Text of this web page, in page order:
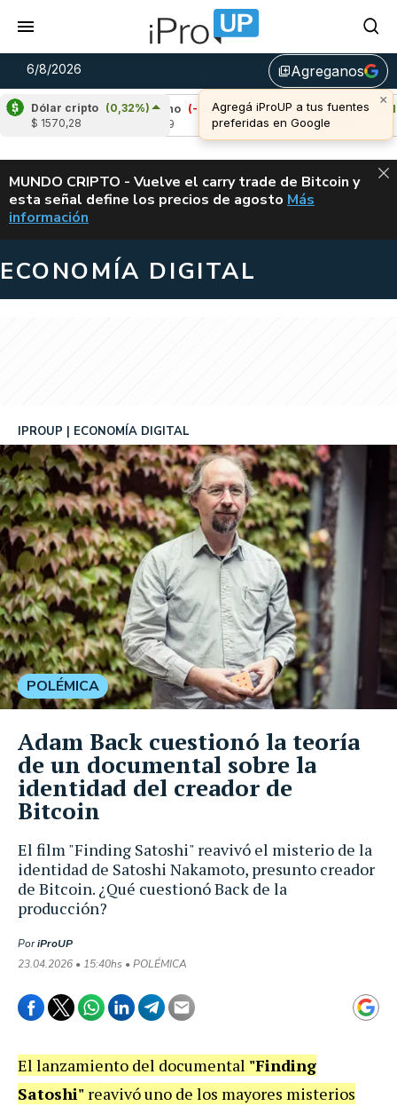
6/8/2026 library_addAgreganos
×
Agregá iProUP a tus fuentes
preferidas en Google
Dólar cripto (0,32%)
$ 1570,28
Cardano
(-2,63%)
Avalanche (0,18%)
u$s 6,69
ALERTA
MUNDO CRIPTO - Vuelve el carry trade de Bitcoin y
esta señal define los precios de agosto VUELVE EL
Más
información
ECONOMÍA DIGITAL
El film "Finding Satoshi" reavivó el misterio de la
identidad de Satoshi Nakamoto, presunto creador
de Bitcoin. ¿Qué cuestionó Back de la
producción?
IPROUP ECONOMÍA DIGITAL
PoriProUP
23.04.2026 • 15:40hs • POLÉMICA
POLÉMICA
Adam Back cuestionó la teoría
de un documental sobre la
identidad del creador de
Bitcoin
El lanzamiento del documental "Finding
Satoshi" reavivó uno de los mayores misterios